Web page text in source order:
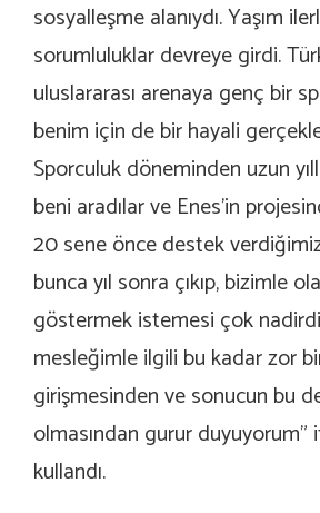
sosyalleşme alanıydı. Yaşım
sorumluluklar devreye girdi.
uluslararası arenaya genç bir
benim için de bir hayali
Sporculuk döneminden uzun
beni aradılar ve Enes’in
20 sene önce destek
bunca yıl sonra çıkıp, bizimle
göstermek istemesi çok
mesleğimle ilgili bu kadar zor
girişmesinden ve sonucun bu
olmasından gurur duyuyorum”
kullandı.